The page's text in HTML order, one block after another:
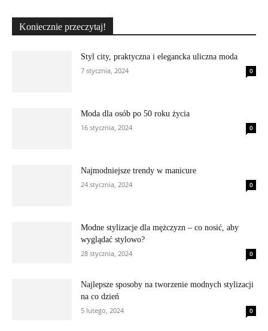
Koniecznie przeczytaj!
Styl city, praktyczna i elegancka uliczna moda
7 stycznia, 2024
0
Moda dla osób po 50 roku życia
16 stycznia, 2024
0
Najmodniejsze trendy w manicure
24 stycznia, 2024
0
Modne stylizacje dla mężczyzn – co nosić, aby
wyglądać stylowo?
28 stycznia, 2024
0
Najlepsze sposoby na tworzenie modnych stylizacji
na co dzień
5 lutego, 2024
0